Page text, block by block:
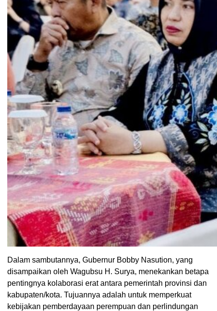
Dalam sambutannya, Gubernur Bobby Nasution, yang
disampaikan oleh Wagubsu H. Surya, menekankan betapa
pentingnya kolaborasi erat antara pemerintah provinsi dan
kabupaten/kota. Tujuannya adalah untuk memperkuat
kebijakan pemberdayaan perempuan dan perlindungan